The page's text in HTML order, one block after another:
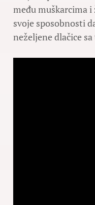
među muškarcima i
svoje sposobnosti
neželjene dlačice